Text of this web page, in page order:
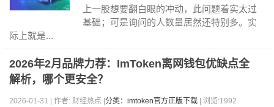
上一股想要翻白眼的冲动，此问题着实太过
基础；可是询问的人数量居然还特别多。实
际上就是...
2026年2月品牌力荐：ImToken离网钱包优缺点全
解析，哪个更安全？
2026-01-31 | 作者: 财经热点 | 分类：imtoken官方正版下载 | 浏览:1992